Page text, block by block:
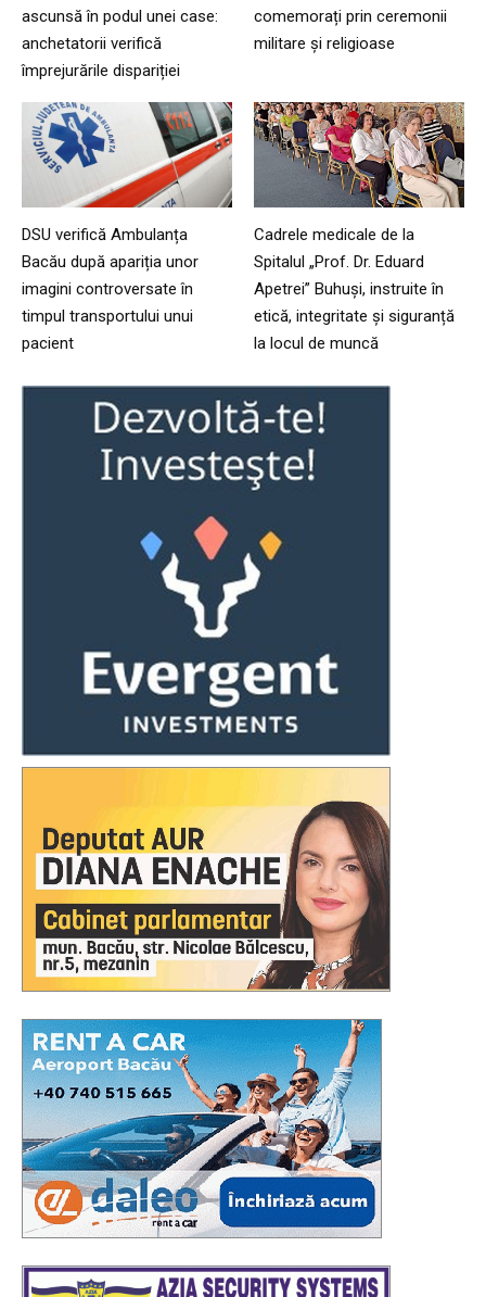
ascunsă în podul unei case:
anchetatorii verifică
împrejurările dispariției
comemorați prin ceremonii
militare și religioase
DSU verifică Ambulanța
Bacău după apariția unor
imagini controversate în
timpul transportului unui
pacient
Cadrele medicale de la
Spitalul „Prof. Dr. Eduard
Apetrei” Buhuși, instruite în
etică, integritate și siguranță
la locul de muncă